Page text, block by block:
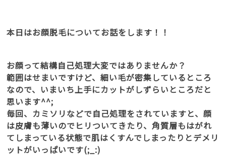
本日はお顔脱毛についてお話をします！！
お顔って結構自己処理大変ではありませんか？
範囲はせまいですけど、細い毛が密集しているところ
なので、いまいち上手にカットがしずらいところだと
思います^^;
毎回、カミソリなどで自己処理をされていますと、顔
は皮膚も薄いのでヒリついてきたり、角質層もはがれ
てしまっている状態で肌はくすんでしまったりとデメリ
ットがいっぱいです(;_:)